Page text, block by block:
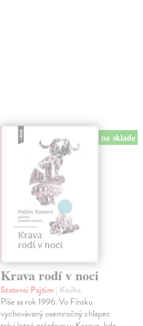
na sklade
Krava rodí v noci
Statovci Pajtim | Kniha
Píše sa rok 1996. Vo Fínsku
vychovávaný osemročný chlapec